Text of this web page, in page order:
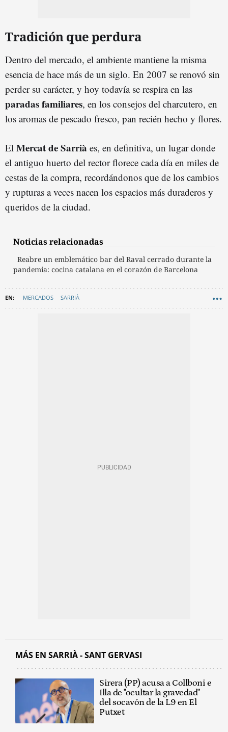
Tradición que perdura
Dentro del mercado, el ambiente mantiene la misma
esencia de hace más de un siglo. En 2007 se renovó sin
perder su carácter, y hoy todavía se respira en las
paradas familiares, en los consejos del charcutero, en
los aromas de pescado fresco, pan recién hecho y flores.
El Mercat de Sarrià es, en definitiva, un lugar donde
el antiguo huerto del rector florece cada día en miles de
cestas de la compra, recordándonos que de los cambios
y rupturas a veces nacen los espacios más duraderos y
queridos de la ciudad.
Noticias relacionadas
Reabre un emblemático bar del Raval cerrado durante la
pandemia: cocina catalana en el corazón de Barcelona
MERCADOS SARRIÀ
MÁS EN SARRIÀ - SANT GERVASI
Sirera (PP) acusa a Collboni e
Illa de "ocultar la gravedad"
del socavón de la L9 en El
Putxet